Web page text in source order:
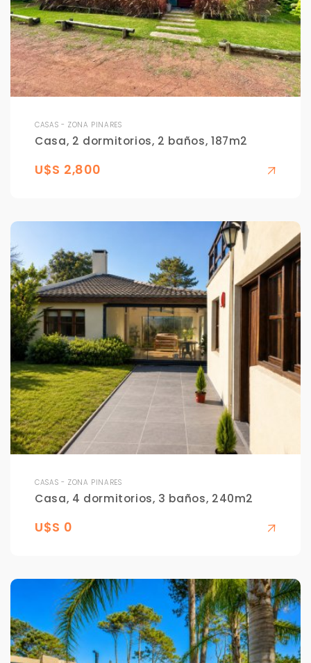
CASAS - ZONA PINARES
Casa, 2 dormitorios, 2 baños, 187m2
U$S 2,800
CASAS - ZONA PINARES
Casa, 4 dormitorios, 3 baños, 240m2
U$S 0